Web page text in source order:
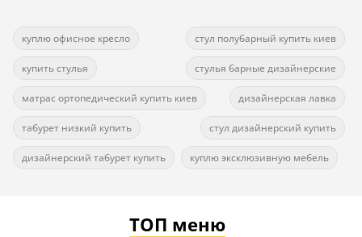
куплю офисное кресло стул полубарный купить киев
купить стулья стулья барные дизайнерские
матрас ортопедический купить киев дизайнерская лавка
табурет низкий купить стул дизайнерский купить
дизайнерский табурет купить куплю эксклюзивную мебель
ТОП меню